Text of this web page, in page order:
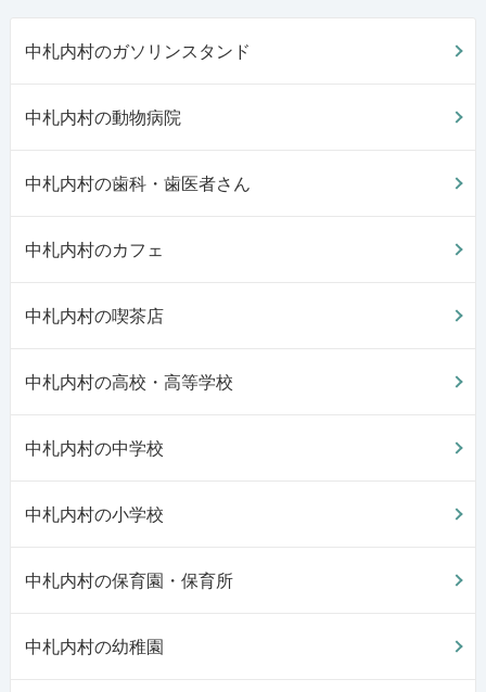
中札内村のガソリンスタンド
中札内村の動物病院
中札内村の歯科・歯医者さん
中札内村のカフェ
中札内村の喫茶店
中札内村の高校・高等学校
中札内村の中学校
中札内村の小学校
中札内村の保育園・保育所
中札内村の幼稚園